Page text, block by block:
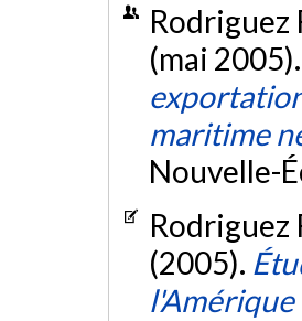
Rodriguez
(mai 2005).
maritime
Nouvelle-
Rodriguez
(2005).